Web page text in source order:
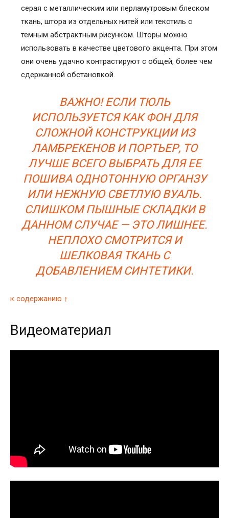
серая с металлическим или перламутровым блеском
ткань, штора из отдельных нитей или текстиль с
темным абстрактным рисунком. Шторы можно
использовать в качестве цветового акцента. При этом
они очень удачно контрастируют с общей, более чем
сдержанной обстановкой.
ВАЖНО! ЕСЛИ ТЮЛЬ
ИСПОЛЬЗУЕТСЯ КАК ФОН ДЛЯ
СЛОЖНОЙ КОНСТРУКЦИИ ИЗ
ЛАМБРЕКЕНОВ И ПОРТЬЕР, ТО
ЛУЧШЕ ВСЕГО ВЫБРАТЬ ДЛЯ ЕЕ
ПОШИВА ОДНОТОННУЮ ОРГАНЗУ
ИЛИ НЕЖНУЮ СВЕТЛУЮ ВУАЛЬ.
СЛИШКОМ ПЫШНЫЕ СКЛАДКИ В
ДАННОМ СЛУЧАЕ — ЭТО ЛИШНЕЕ.
НЕПЛОХО СМОТРИТСЯ И
ШЕЛКОВАЯ ТКАНЬ С
ДОБАВЛЕНИЕМ СИНТЕТИКИ.
к содержанию ↑
Видеоматериал